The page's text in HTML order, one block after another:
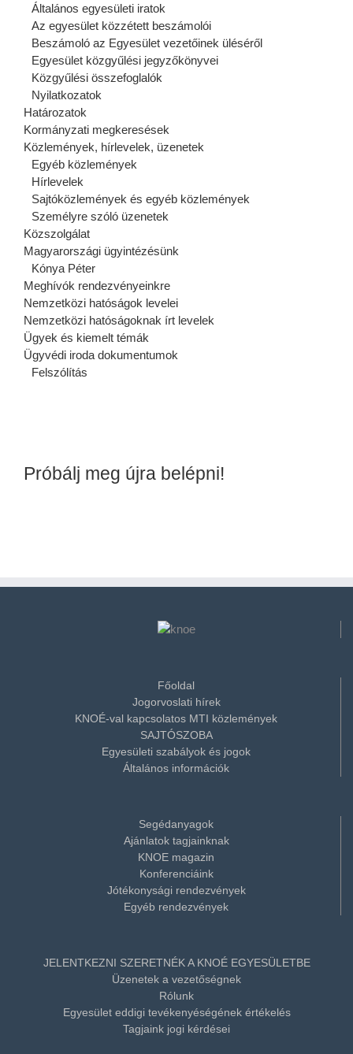
Próbálj meg újra belépni!
Általános egyesületi iratok
Az egyesület közzétett beszámolói
Beszámoló az Egyesület vezetőinek üléséről
Egyesület közgyűlési jegyzőkönyvei
Közgyűlési összefoglalók
Nyilatkozatok
Határozatok
Kormányzati megkeresések
Közlemények, hírlevelek, üzenetek
Egyéb közlemények
Hírlevelek
Sajtóközlemények és egyéb közlemények
Személyre szóló üzenetek
Közszolgálat
Magyarországi ügyintézésünk
Kónya Péter
Meghívók rendezvényeinkre
Nemzetközi hatóságok levelei
Nemzetközi hatóságoknak írt levelek
Ügyek és kiemelt témák
Ügyvédi iroda dokumentumok
Felszólítás
Főoldal
Jogorvoslati hírek
KNOÉ-val kapcsolatos MTI közlemények
SAJTÓSZOBA
Egyesületi szabályok és jogok
Általános információk
Segédanyagok
Ajánlatok tagjainknak
KNOE magazin
Konferenciáink
Jótékonysági rendezvények
Egyéb rendezvények
JELENTKEZNI SZERETNÉK A KNOÉ EGYESÜLETBE
Üzenetek a vezetőségnek
Rólunk
Egyesület eddigi tevékenyéségének értékelés
Tagjaink jogi kérdései